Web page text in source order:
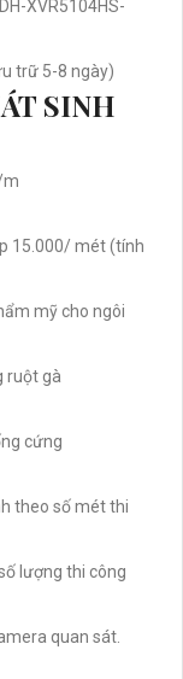
XVR5104HS-
trữ 5-8 ngày)
SINH
m
15.000/ mét (tính
mỹ cho ngôi
ruột gà
cứng
theo số mét thi
lượng thi công
quan sát.